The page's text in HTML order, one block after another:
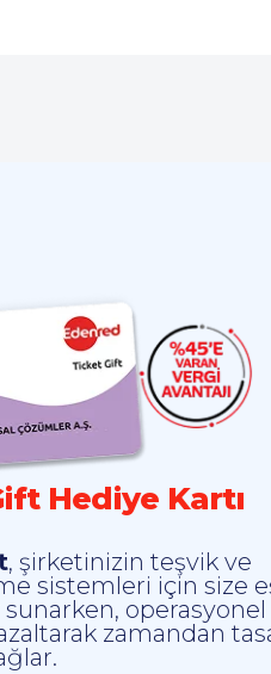
Hediye Kartı
, şirketinizin teşvik ve
sistemleri için size
operasyonel
zamandan